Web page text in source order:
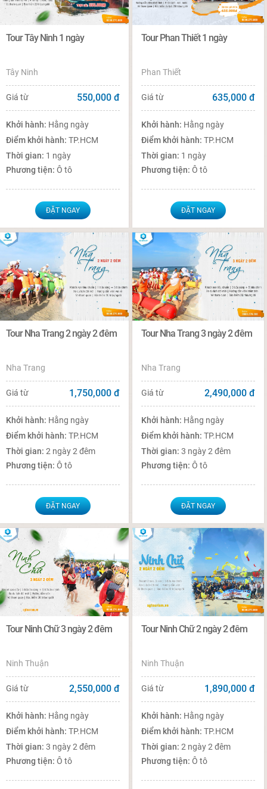
Tour Tây Ninh 1 ngày
Tây Ninh
Giá từ 550,000 đ
Khởi hành: Hằng ngày
Điểm khởi hành:TP.HCM
Thời gian: 1 ngày
Phương tiện:Ô tô
ĐẶT NGAY
Tour Phan Thiết 1 ngày
Phan Thiết
Giá từ 635,000 đ
Khởi hành: Hằng ngày
Điểm khởi hành:TP.HCM
Thời gian: 1 ngày
Phương tiện:Ô tô
ĐẶT NGAY
Tour Nha Trang 2 ngày 2 đêm
Nha Trang
Giá từ 1,750,000 đ
Khởi hành: Hằng ngày
Điểm khởi hành:TP.HCM
Thời gian:2 ngày 2 đêm
Phương tiện:Ô tô
ĐẶT NGAY
Tour Nha Trang 3 ngày 2 đêm
Nha Trang
Giá từ 2,490,000 đ
Khởi hành: Hằng ngày
Điểm khởi hành:TP.HCM
Thời gian:3 ngày 2 đêm
Phương tiện:Ô tô
ĐẶT NGAY
Tour Ninh Chữ 3 ngày 2 đêm
Ninh Thuận
Giá từ 2,550,000 đ
Khởi hành: Hằng ngày
Điểm khởi hành:TP.HCM
Thời gian:3 ngày 2 đêm
Phương tiện:Ô tô
Tour Ninh Chữ 2 ngày 2 đêm
Ninh Thuận
Giá từ 1,890,000 đ
Khởi hành: Hằng ngày
Điểm khởi hành:TP.HCM
Thời gian:2 ngày 2 đêm
Phương tiện:Ô tô